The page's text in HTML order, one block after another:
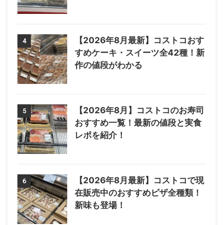
4
【2026年8月最新】コストコおす
すめケーキ・スイーツ全42種！新
作の値段がわかる
5
【2026年8月】コストコのお寿司
おすすめ一覧！最新の値段と実食
レポを紹介！
6
【2026年8月最新】コストコで現
在販売中のおすすめピザ全種類！
新味も登場！